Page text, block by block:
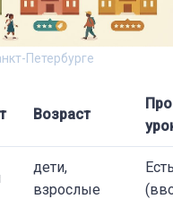
Петербурге
Возраст
дети,
взрослые